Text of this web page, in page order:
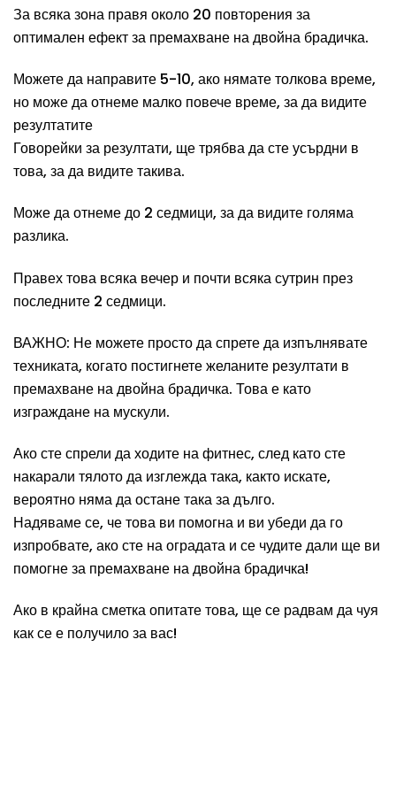
За всяка зона правя около 20 повторения за
оптимален ефект за премахване на двойна брадичка.
Можете да направите 5-10, ако нямате толкова време,
но може да отнеме малко повече време, за да видите
резултатите
Говорейки за резултати, ще трябва да сте усърдни в
това, за да видите такива.
Може да отнеме до 2 седмици, за да видите голяма
разлика.
Правех това всяка вечер и почти всяка сутрин през
последните 2 седмици.​
ВАЖНО: Не можете просто да спрете да изпълнявате
техниката, когато постигнете желаните резултати в
премахване на двойна брадичка. Това е като
изграждане на мускули.
Ако сте спрели да ходите нафитнес, след като сте
накарали тялото да изглежда така, както искате,
вероятно няма да остане така за дълго.
Надяваме се, че това ви помогна и ви убеди да го
изпробвате, ако сте на оградата и се чудите дали ще ви
помогне за премахване на двойна брадичка!
Ако в крайна сметка опитате това, ще се радвам да чуя
как се е получило за вас!